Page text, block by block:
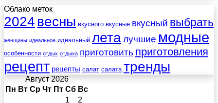
Облако меток
2024 весны вкусного вкусные вкусный выбрать
женщины идеальное идеальный леталучшие модные
особенности отдых отдыха приготовить приготовления
рецепт рецепты салат салата тренды
Август 2026
Пн Вт Ср Чт Пт Сб Вс
1
2